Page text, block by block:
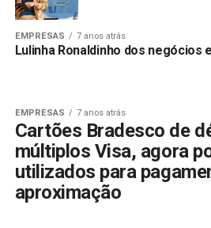
EMPRESAS 7 anos atrás
Lulinha Ronaldinho dos negócios
EMPRESAS 7 anos atrás
Cartões Bradesco de
múltiplos Visa, agora
utilizados para
aproximação